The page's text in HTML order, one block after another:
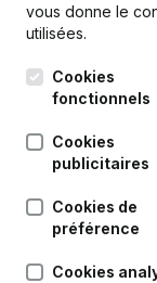
vous donne le
utilisées.
Cookies
fonctionnels
Cookies
publicitaires
Cookies de
préférence
Cookies
Kantorenpark
1800 Vilvoorde
Compliance et
de la fraude
Consulter des